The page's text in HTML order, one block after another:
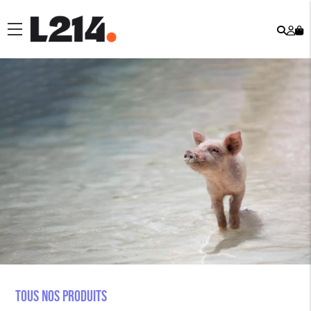
menu
Tous nos produits